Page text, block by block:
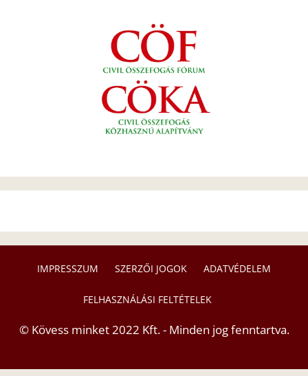
IMPRESSZUM SZERZŐI JOGOK ADATVÉDELEM
FELHASZNÁLÁSI FELTÉTELEK
© Kövess minket 2022 Kft. - Minden jog fenntartva.